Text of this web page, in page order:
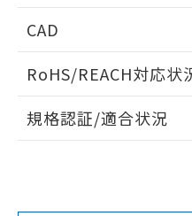
A: 100mm以上、B: 70mm以
周囲金属の影響
検出物体の大きさと材質によ
CAD
ドすることができます。
ログイ
ダウンロードデータをご利
RoHS/REACH対応状
EU RoHS 注意事項・凡
規格認証/適合状況